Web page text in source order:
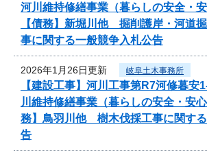
河川維持修繕事業（暮らしの安全・安
【債務】新堀川他 掘削護岸・河道
事に関する一般競争入札公告
2026年1月26日更新 岐阜土木事務所
【建設工事】河川工事第R7河修暮
川維持修繕事業（暮らしの安全・安
務】鳥羽川他 樹木伐採工事に関す
告